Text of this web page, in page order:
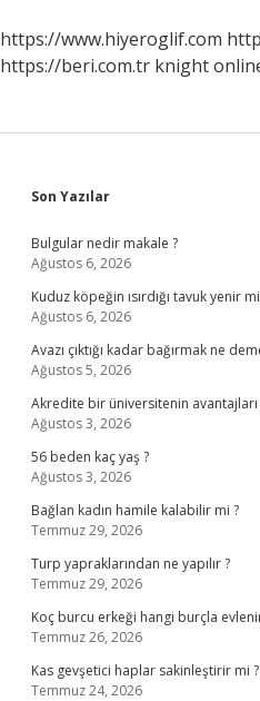
https://www.hiyeroglif.com
https://beri.com.tr knight
Sidebar
Son Yazılar
Bulgular nedir makale ?
Ağustos 6, 2026
Kuduz köpeğin ısırdığı tavuk yenir
Ağustos 6, 2026
Avazı çıktığı kadar bağırmak ne
Ağustos 5, 2026
Akredite bir üniversitenin
Ağustos 3, 2026
56 beden kaç yaş ?
Ağustos 3, 2026
Bağlan kadın hamile kalabilir mi ?
Temmuz 29, 2026
Turp yapraklarından ne yapılır ?
Temmuz 29, 2026
Koç burcu erkeği hangi burçla
Temmuz 26, 2026
Kas gevşetici haplar sakinleştirir mi ?
Temmuz 24, 2026